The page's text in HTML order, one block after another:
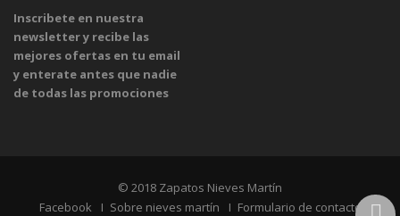
Inscribete en nuestra
newsletter y recibe las
mejores ofertas en tu email
y enterate antes que nadie
de todas las promociones
© 2018 Zapatos Nieves Martín
Facebook
Sobre nieves martín Formulario de contacto